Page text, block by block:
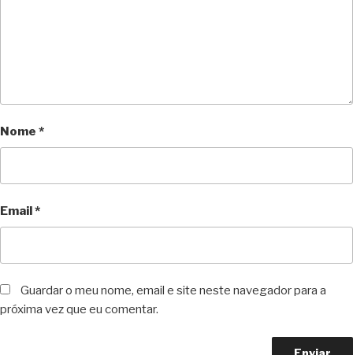
Nome *
Email*
Guardar o meu nome, email e site neste navegador para a
próxima vez que eu comentar.